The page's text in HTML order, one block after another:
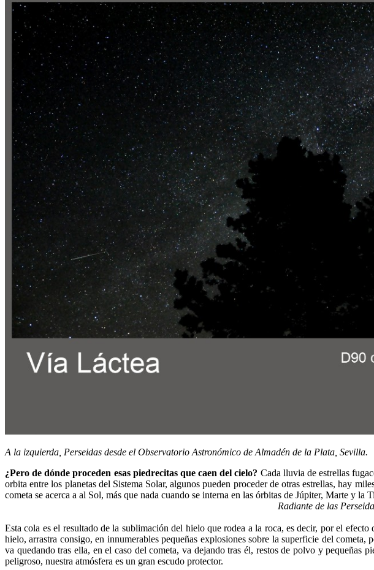
A la izquierda, Perseidas desde el Observatorio Astronómico de Almadén de la Plata, Sevilla.
¿Pero de dónde proceden esas piedrecitas que caen del cielo? Cada lluvia de estrellas
orbita entre los planetas del Sistema Solar, algunos pueden proceder de otras estrellas, hay
cometa se acerca a al Sol, más que nada cuando se interna en las órbitas de Júpiter, Marte y
Radiante de las
Esta cola es el resultado de la sublimación del hielo que rodea a la roca, es decir, por el
hielo, arrastra consigo, en innumerables pequeñas explosiones sobre la superficie del
va quedando tras ella, en el caso del cometa, va dejando tras él, restos de polvo y pequeñas
peligroso, nuestra atmósfera es un gran escudo protector.